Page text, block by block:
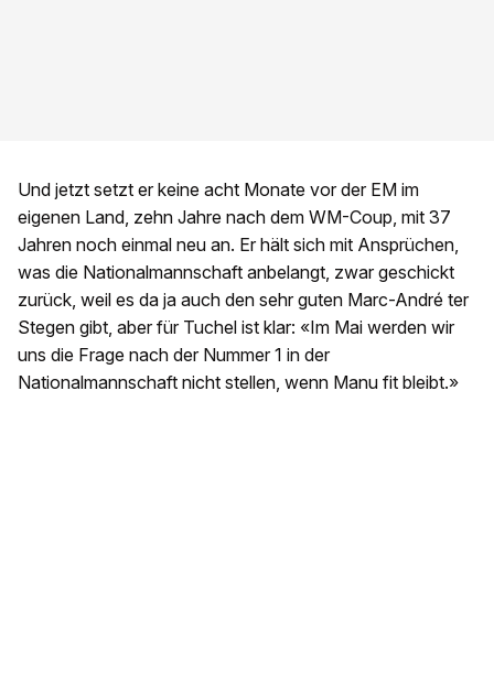
Und jetzt setzt er keine acht Monate vor der EM im
eigenen Land, zehn Jahre nach dem WM-Coup, mit 37
Jahren noch einmal neu an. Er hält sich mit Ansprüchen,
was die Nationalmannschaft anbelangt, zwar geschickt
zurück, weil es da ja auch den sehr guten Marc-André ter
Stegen gibt, aber für Tuchel ist klar: «Im Mai werden wir
uns die Frage nach der Nummer 1 in der
Nationalmannschaft nicht stellen, wenn Manu fit bleibt.»